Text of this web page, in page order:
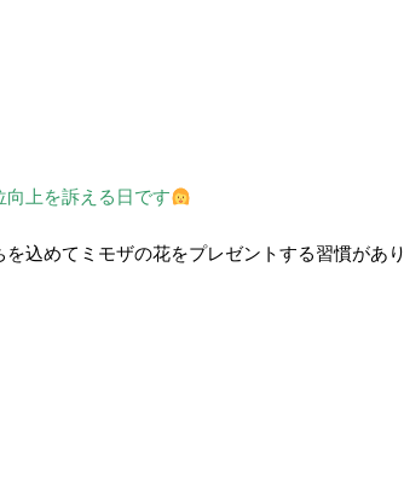
上を訴える日です
込めてミモザの花をプレゼントする習慣があり